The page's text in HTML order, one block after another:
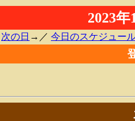
2023
次の日 →／ 今日のスケジュー